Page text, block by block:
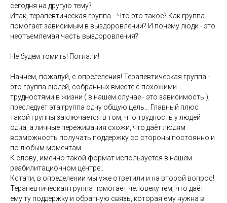
сегодня на другую тему?
Итак, терапевтическая группа… Что это такое? Как группа
помогает зависимым в выздоровлении? И почему люди - это
неотъемлемая часть выздоровления?
Не будем томить! Погнали!
Начнём, пожалуй, с определения! Терапевтическая группа -
это группа людей, собранных вместе с похожими
трудностями в жизни ( в нашем случае - это зависимость ),
преследует эта группа одну общую цель… Главный плюс
такой группы заключается в том, что трудность у людей
одна, а личные переживания схожи, что даёт людям
возможность получать поддержку со стороны постоянно и
по любым моментам.
К слову, именно такой формат используется в нашем
реабилитационном центре…
Кстати, в определении мы уже ответили и на второй вопрос!
Терапевтическая группа помогает человеку тем, что даёт
ему ту поддержку и обратную связь, которая ему нужна в